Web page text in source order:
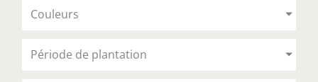
Couleurs
Période de plantation